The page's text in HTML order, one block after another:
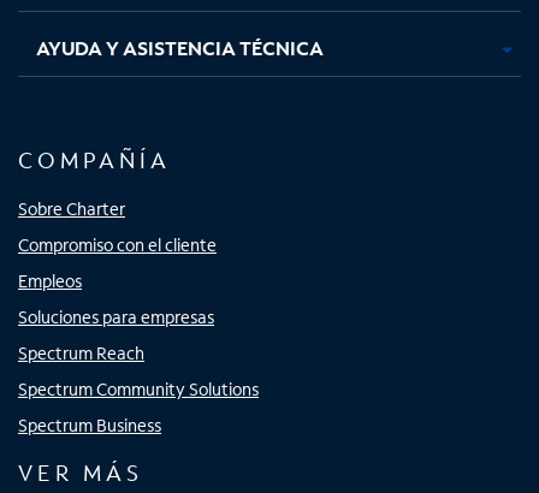
AYUDA Y ASISTENCIA TÉCNICA
COMPAÑÍA
Sobre Charter
Compromiso con el cliente
Empleos
Soluciones para empresas
Spectrum Reach
Spectrum Community Solutions
Spectrum Business
VER MÁS